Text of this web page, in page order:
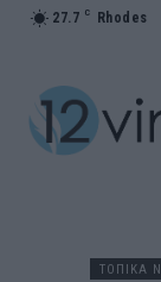
27.7 C Rhodes
ΤΟΠΙΚΑ